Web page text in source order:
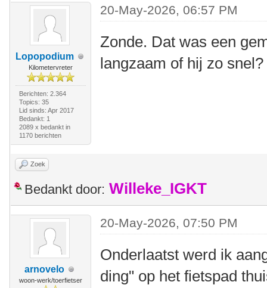
Lopopodium
Kilometervreter
Berichten: 2.364
Topics: 35
Lid sinds: Apr 2017
Bedankt: 1
2089 x bedankt in
1170 berichten
20-May-2026, 06:57 PM
Zonde. Dat was een
langzaam of hij zo snel?
Zoek
Bedankt door: Willeke_IGKT
arnovelo
woon-werk/toerfietser
20-May-2026, 07:50 PM
Onderlaatst werd ik
ding" op het fietspad